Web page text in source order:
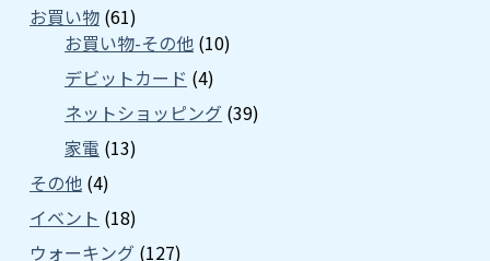
お買い物 (61)
お買い物-その他 (10)
デビットカード (4)
ネットショッピング (39)
家電 (13)
その他 (4)
イベント (18)
ウォーキング (127)